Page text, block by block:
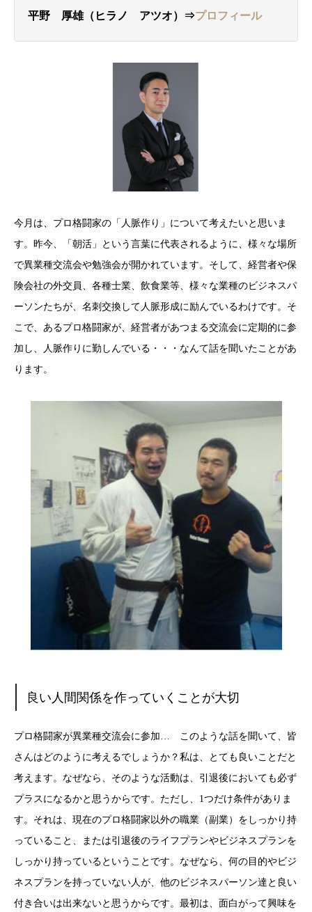
平野 厚雄（ヒラノ アツオ）⇒プロフィール
今月は、プロ格闘家の「人脈作り」について考えたいと思いま
す。昨今、「朝活」という言葉に代表されるように、様々な場所
で異業種交流会や勉強会が開かれています。そして、経営者や保
険会社の外交員、各種士業、飲食業等、様々な業種のビジネスパ
ーソンたちが、名刺交換して人脈形成に励んでいるわけです。そ
こで、あるプロ格闘家が、経営者があつまる交流会に定期的に参
加し、人脈作りに勤しんでいる・・・なんて話を聞いたことがあ
ります。
良い人間関係を作っていくことが大切
プロ格闘家が異業種交流会に参加… このような話を聞いて、皆
さんはどのように考えるでしょうか？私は、とても良いことだと
考えます。なぜなら、そのような活動は、引退後においても必ず
プラスになるかと思うからです。ただし、1つだけ条件がありま
す。それは、現在のプロ格闘家以外の職業（副業）をしっかり持
っていること、または引退後のライフプランやビジネスプランを
しっかり持っているということです。なぜなら、何の目的やビジ
ネスプランを持っていない人が、他のビジネスパーソン達と良い
付き合いは出来ないと思うからです。最初は、面白がって興味を